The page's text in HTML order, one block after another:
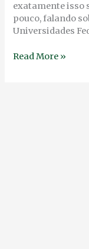
exatamente isso
pouco, falando
Universidades
Read More »